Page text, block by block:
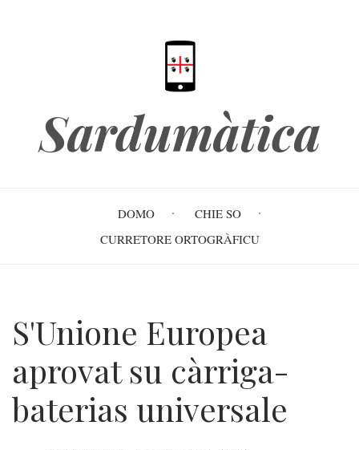
Sardumàtica
navigation
DOMO
CHIE SO
CURRETORE ORTOGRÀFICU
S'Unione Europea
aprovat su càrriga-
baterias universale